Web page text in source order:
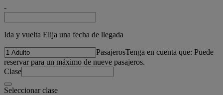
-
Ida y vuelta Elija una fecha de llegada
PasajerosTenga en cuenta que: Puede
reservar para un máximo de nueve pasajeros.
Clase
Seleccionar clase